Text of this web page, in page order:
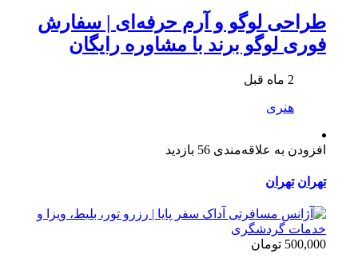
طراحی لوگو و آرم حرفه‌ای | سفارش
فوری لوگو برند با مشاوره رایگان
2 ماه قبل
هنری
افزودن به علاقه‌مندی 56 بازدید
تهران تهران
500,000 تومان